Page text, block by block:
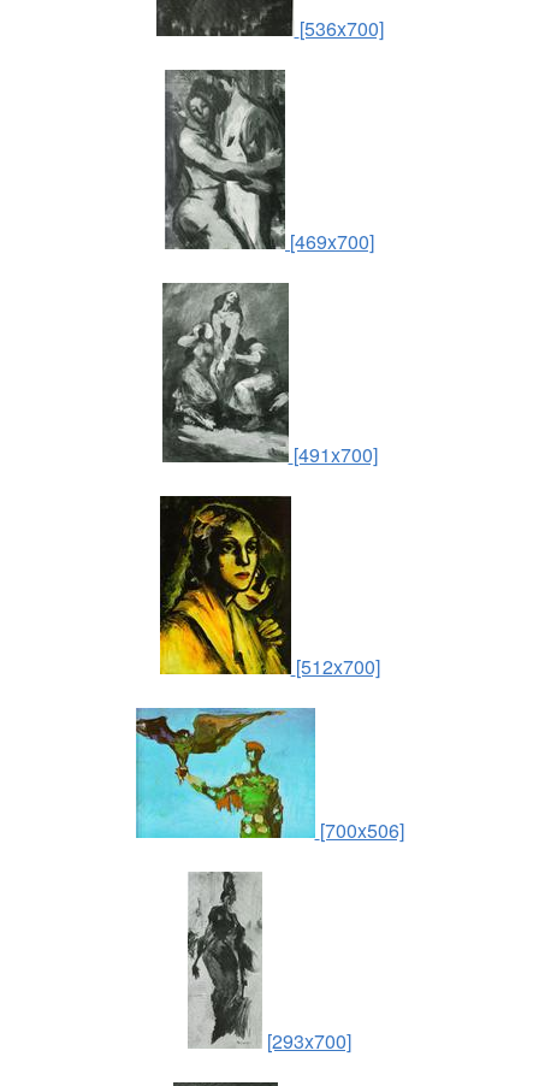
[536x700]
[469x700]
[491x700]
[512x700]
[700x506]
[293x700]